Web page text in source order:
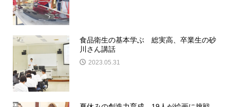
食品衛生の基本学ぶ 総実高、卒業生の砂
川さん講話
2023.05.31